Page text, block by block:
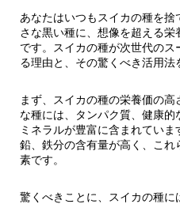
あなたはいつもスイカの種を
さな黒い種に、想像を超える
です。スイカの種が次世代の
る理由と、その驚くべき活用法
まず、スイカの種の栄養価の
な種には、タンパク質、健康的
ミネラルが豊富に含まれてい
鉛、鉄分の含有量が高く、こ
素です。
驚くべきことに、スイカの種